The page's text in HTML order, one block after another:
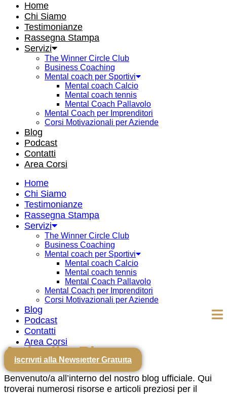
Home
Chi Siamo
Testimonianze
Rassegna Stampa
Servizi
The Winner Circle Club
Business Coaching
Mental coach per Sportivi
Mental coach Calcio
Mental coach tennis
Mental Coach Pallavolo
Mental Coach per Imprenditori
Corsi Motivazionali per Aziende
Blog
Podcast
Contatti
Area Corsi
Home
Chi Siamo
Testimonianze
Rassegna Stampa
Servizi
The Winner Circle Club
Business Coaching
Mental coach per Sportivi
Mental coach Calcio
Mental coach tennis
Mental Coach Pallavolo
Mental Coach per Imprenditori
Corsi Motivazionali per Aziende
Blog
Podcast
Contatti
Area Corsi
Iscriviti alla Newsletter Gratuita
Articoli e Risorse
Benvenuto/a all’interno del nostro blog ufficiale. Qui
troverai numerosi risorse e articoli preziosi per il